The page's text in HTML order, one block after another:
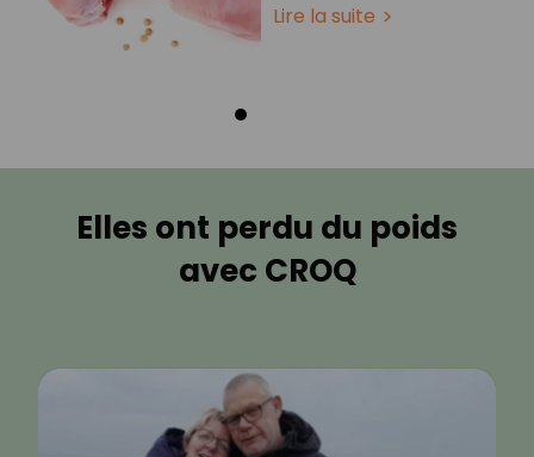
Lire la suite
Elles ont perdu du poids
avec CROQ